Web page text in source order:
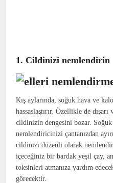
1. Cildinizi nemlendirin
Kış aylarında, soğuk hava ve
hassaslaştırır. Özellikle de
cildinizin dengesini bozar.
nemlendiricinizi çantanızdan
cildinizi düzenli olarak
içeceğiniz bir bardak yeşil çay,
toksinleri atmanıza yardım
görecektir.